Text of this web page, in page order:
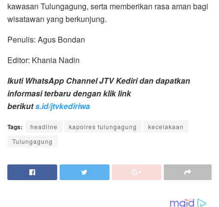
kawasan Tulungagung, serta memberikan rasa aman bagi
wisatawan yang berkunjung.
Penulis: Agus Bondan
Editor: Khania Nadin
Ikuti WhatsApp Channel JTV Kediri dan dapatkan
informasi terbaru dengan klik link
berikuts.id/jtvkediriwa
Tags: headline kapolres tulungagung
kecelakaan
Tulungagung